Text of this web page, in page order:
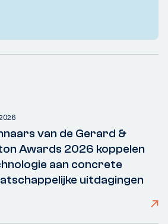
van de Gerard &
Awards 2026 koppelen
aan concrete
uitdagingen